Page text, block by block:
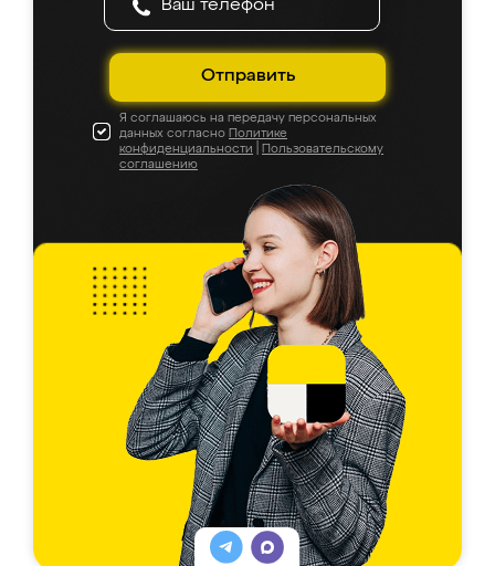
Отправить
Я соглашаюсь на передачу персональных
данных согласно Политике
конфиденциальности
Пользовательскому
соглашению